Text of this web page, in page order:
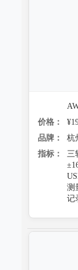
价格：
品牌：
杭
指标：
三
测
记